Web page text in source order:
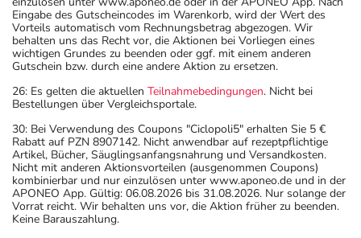
Eingabe des Gutscheincodes im Warenkorb, wird der Wert des
Vorteils automatisch vom Rechnungsbetrag abgezogen. Wir
behalten uns das Recht vor, die Aktionen bei Vorliegen eines
wichtigen Grundes zu beenden oder ggf. mit einem anderen
Gutschein bzw. durch eine andere Aktion zu ersetzen.
26: Es gelten die aktuellen Teilnahmebedingungen. Nicht bei
Bestellungen über Vergleichsportale.
30: Bei Verwendung des Coupons "Ciclopoli5" erhalten Sie 5 €
Rabatt auf PZN 8907142. Nicht anwendbar auf rezeptpflichtige
Artikel, Bücher, Säuglingsanfangsnahrung und Versandkosten.
Nicht mit anderen Aktionsvorteilen (ausgenommen Coupons)
kombinierbar und nur einzulösen unter www.aponeo.de und in der
APONEO App. Gültig: 06.08.2026 bis 31.08.2026. Nur solange der
Vorrat reicht. Wir behalten uns vor, die Aktion früher zu beenden.
Keine Barauszahlung.